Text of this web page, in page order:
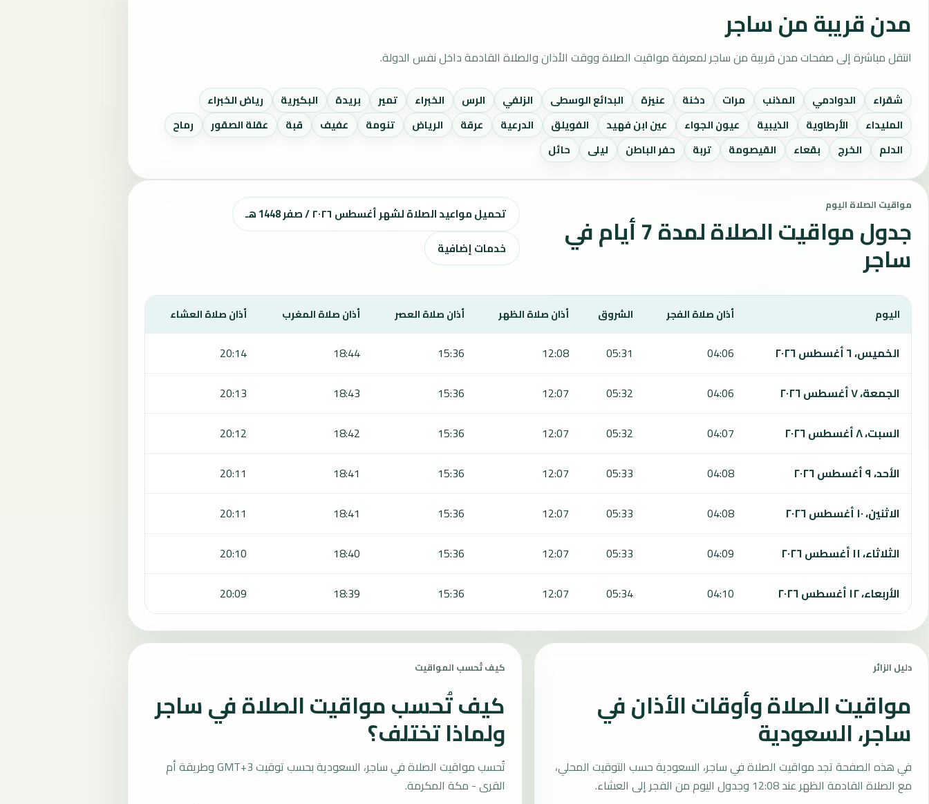
مدن قريبة من ساجر
انتقل مباشرة إلى صفحات مدن قريبة من ساجر لمعرفة مواقيت الصلاة ووقت الأذان والصلاة القادمة داخل نفس الدولة.
شقراء الدوادمي المذنب مرات دخنة عنيزة البدائع الوسطى الزلفي الرس الخبراء تمير بريدة البكيرية
رياض الخبراء
المليداء
الأرطاوية الذيبية عيون الجواء عين ابن فهيد الفويلق الدرعية عرقة الرياض تنومة عفيف قبة عقلة الصقور
رماح
الدلم
الخرج بقعاء القيصومة تربة حفر الباطن ليلى حائل
مواقيت الصلاة اليوم
جدول مواقيت الصلاة لمدة 7 أيام في
ساجر
تحميل مواعيد الصلاة لشهر أغسطس ٢٠٢٦ / صفر 1448 هـ
خدمات إضافية
يعرض هذا الجدول مواقيت الصلاة لمدة 7 أيام في ساجر، بما يشمل الفجر والشروق والظهر والعصر والمغرب والعشاء.
اليوم أذان صلاة الفجر الشروق أذان صلاة الظهر أذان صلاة العصر أذان صلاة المغرب أذان صلاة العشاء
الخميس، ٦ أغسطس ٢٠٢٦ 04:06
05:31
12:08
15:36
18:44
20:14
الجمعة، ٧ أغسطس ٢٠٢٦
04:06
05:32
12:07
15:36
18:43
20:13
السبت، ٨ أغسطس ٢٠٢٦
04:07
05:32
12:07
15:36
18:42
20:12
الأحد، ٩ أغسطس ٢٠٢٦
04:08
05:33
12:07
15:36
18:41
20:11
الاثنين، ١٠ أغسطس ٢٠٢٦
04:08
05:33
12:07
15:36
18:41
20:11
الثلاثاء، ١١ أغسطس ٢٠٢٦
04:09
05:33
12:07
15:36
18:40
20:10
الأربعاء، ١٢ أغسطس ٢٠٢٦
04:10
05:34
12:07
15:36
18:39
20:09
دليل الزائر
مواقيت الصلاة وأوقات الأذان في
ساجر، السعودية
في هذه الصفحة تجد مواقيت الصلاة في ساجر، السعودية حسب التوقيت المحلي،
مع الصلاة القادمة الظهر عند 12:08 وجدول اليوم من الفجر إلى العشاء.
كيف تُحسب المواقيت
كيف تُحسب مواقيت الصلاة في ساجر
ولماذا تختلف؟
تُحسب مواقيت الصلاة في ساجر، السعودية بحسب توقيت GMT+3 وطريقة أم
القرى - مكة المكرمة.